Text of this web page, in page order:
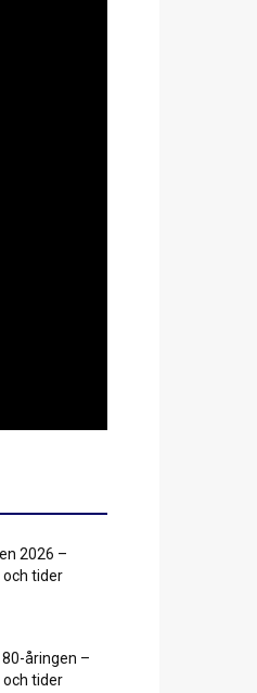
2026 –
och tider
åringen –
och tider